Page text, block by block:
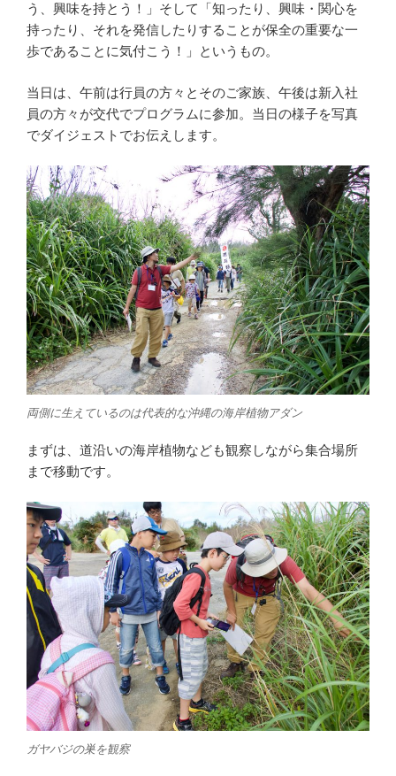
う、興味を持とう！」そして「知ったり、興味・関心を
持ったり、それを発信したりすることが保全の重要な一
歩であることに気付こう！」というもの。
当日は、午前は行員の方々とそのご家族、午後は新入社
員の方々が交代でプログラムに参加。当日の様子を写真
でダイジェストでお伝えします。
両側に生えているのは代表的な沖縄の海岸植物アダン
まずは、道沿いの海岸植物なども観察しながら集合場所
まで移動です。
ガヤバジの巣を観察